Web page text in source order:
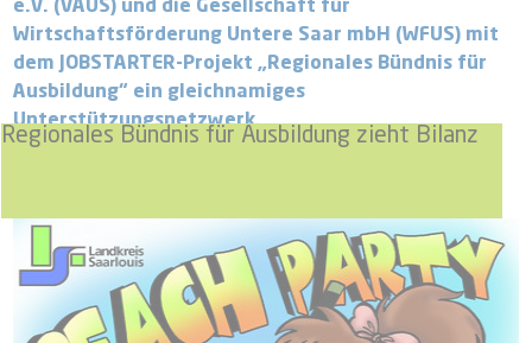
Regionales Bündnis für Ausbildung zieht Bilanz
e.V. (VAUS) und die Gesellschaft für
Wirtschaftsförderung Untere Saar mbH (WFUS) mit
dem JOBSTARTER-Projekt „Regionales Bündnis für
Ausbildung“ ein gleichnamiges
Unterstützungsnetzwerk.